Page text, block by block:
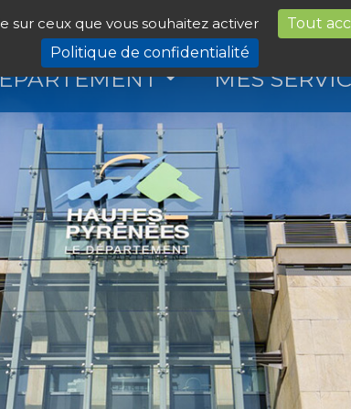
sur ceux que vous souhaitez activer Tout
Politique de confidentialité
MES